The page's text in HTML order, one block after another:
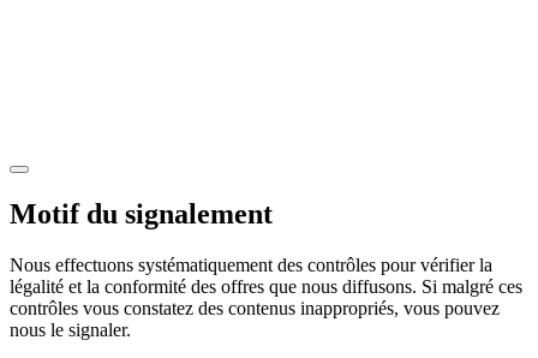
Motif du signalement
Nous effectuons systématiquement des contrôles pour vérifier la
légalité et la conformité des offres que nous diffusons. Si malgré ces
contrôles vous constatez des contenus inappropriés, vous pouvez
nous le signaler.